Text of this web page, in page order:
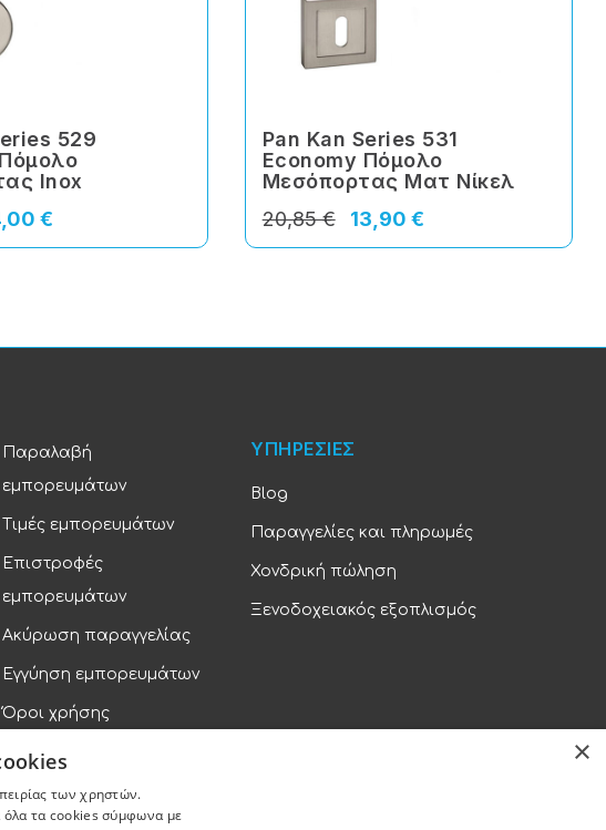
529
Inox
€
Pan Kan Series 531
Economy Πόμολο
Μεσόπορτας Ματ Νίκελ
13,90 €
20,85 €
Παραλαβή
εμπορευμάτων
Τιμές εμπορευμάτων
Επιστροφές
εμπορευμάτων
Ακύρωση παραγγελίας
Εγγύηση εμπορευμάτων
Όροι χρήσης
Πολιτική απορρήτου
ΥΠΗΡΕΣΙΕΣ
Blog
Παραγγελίες και πληρωμές
Χονδρική πώληση
Ξενοδοχειακός εξοπλισμός
×
των χρηστών.
όλα τα cookies σύμφωνα με